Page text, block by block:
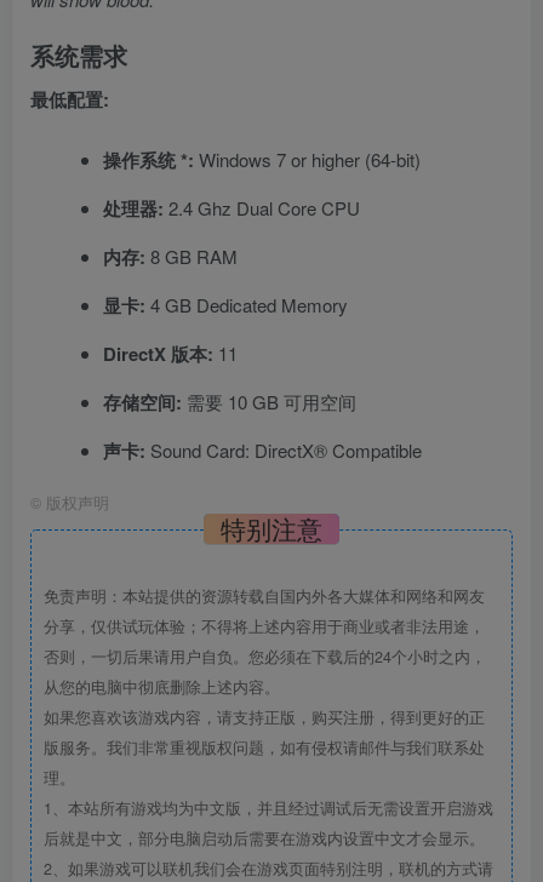
系统需求
最低配置:
操作系统 *: Windows 7 or higher (64-bit)
处理器: 2.4 Ghz Dual Core CPU
内存: 8 GB RAM
显卡: 4 GB Dedicated Memory
DirectX 版本: 11
存储空间: 需要 10 GB 可用空间
声卡: Sound Card: DirectX® Compatible
© 版权声明
特别注意
免责声明：本站提供的资源转载自国内外各大媒体和网络和网友
分享，仅供试玩体验；不得将上述内容用于商业或者非法用途，
否则，一切后果请用户自负。您必须在下载后的24个小时之内，
从您的电脑中彻底删除上述内容。
如果您喜欢该游戏内容，请支持正版，购买注册，得到更好的正
版服务。我们非常重视版权问题，如有侵权请邮件与我们联系处
理。
1、本站所有游戏均为中文版，并且经过调试后无需设置开启游戏
后就是中文，部分电脑启动后需要在游戏内设置中文才会显示。
2、如果游戏可以联机我们会在游戏页面特别注明，联机的方式请